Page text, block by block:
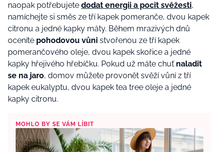
naopak potřebujete dodat energii a pocit svěžesti,
namíchejte si směs ze tří kapek pomeranče, dvou kapek
citronu a jedné kapky máty. Během mrazivých dnů
oceníte pohodovou vůni stvořenou ze tří kapek
pomerančového oleje, dvou kapek skořice a jedné
kapky hřejivého hřebíčku. Pokud už máte chuť naladit
se na jaro, domov můžete provonět svěží vůní z tří
kapek eukalyptu, dvou kapek tea tree oleje a jedné
kapky citronu.
MOHLO BY SE VÁM LÍBIT